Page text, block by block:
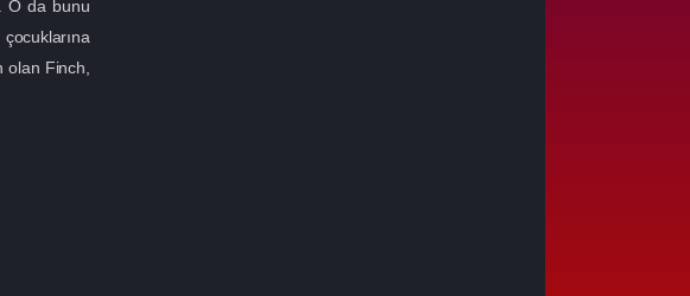
O da bunu
Finch,